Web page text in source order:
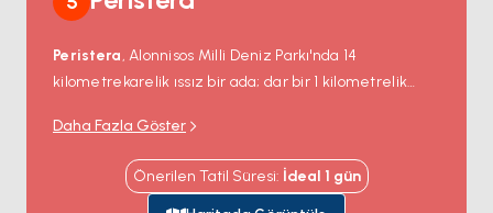
Peristera, Alonnisos Milli Deniz Parkı'nda 14
kilometrekarelik ıssız bir ada; dar bir 1 kilometrelik
iç sırtlarda taş çamı ile ormanlık ve güney kıyısında
sessiz kumlu koyları barındırıyor —Vasiliko(ana
korunaklı demirleme),Klima ve Xero. Peristera
Daha Fazla Göster
Önerilen Tatil Süresi: İdeal 1 gün